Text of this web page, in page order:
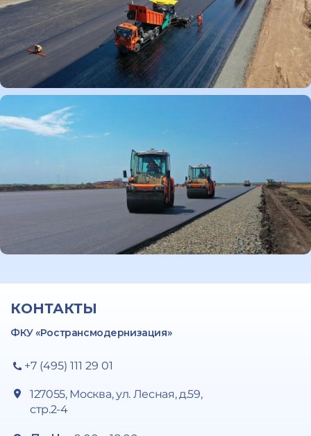
КОНТАКТЫ
ФКУ «Ространсмодернизация»
+7 (495) 111 29 01
127055, Москва, ул. Лесная, д.59,
стр.2-4